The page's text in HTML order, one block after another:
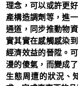
理念，可以或許更
產構造調劑等，進
通道，同步推動物
實其實在感觸感染
經濟效益的晉陞。
漫的傻氣，而變成
生態周遭的狀況、